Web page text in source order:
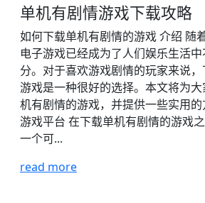
单机有剧情游戏下载攻略
如何下载单机有剧情的游戏 介绍 随
电子游戏已经成为了人们娱乐生活
分。对于喜欢游戏剧情的玩家来说
游戏是一种很好的选择。本文将为
机有剧情的游戏，并提供一些实用
游戏平台 在下载单机有剧情的游戏
一个可...
read more